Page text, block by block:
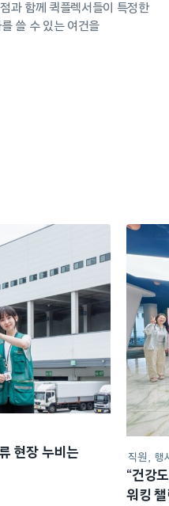
과 함께 퀵플렉서들이 특정한
쓸 수 있는 여건을
현장 누비는
직원 행
“건강
워킹